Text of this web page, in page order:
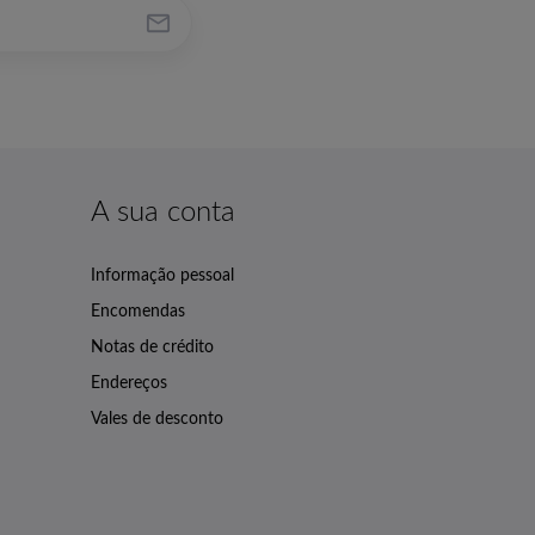

A sua conta
Informação pessoal
Encomendas
Notas de crédito
Endereços
Vales de desconto